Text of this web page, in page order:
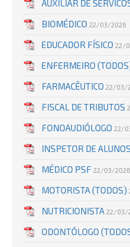
AUXILIAR DE
BIOMÉDICO 22/03/2026
EDUCADOR FÍSICO 22/
ENFERMEIRO
FARMACÊUTICO 22/03/
FISCAL DE TRIBUTOS
FONOAUDIÓLOGO 22/
INSPETOR DE ALUNOS
MÉDICO PSF 22/03/2026
MOTORISTA (TODOS)
NUTRICIONISTA 22/03/
ODONTÓLOGO